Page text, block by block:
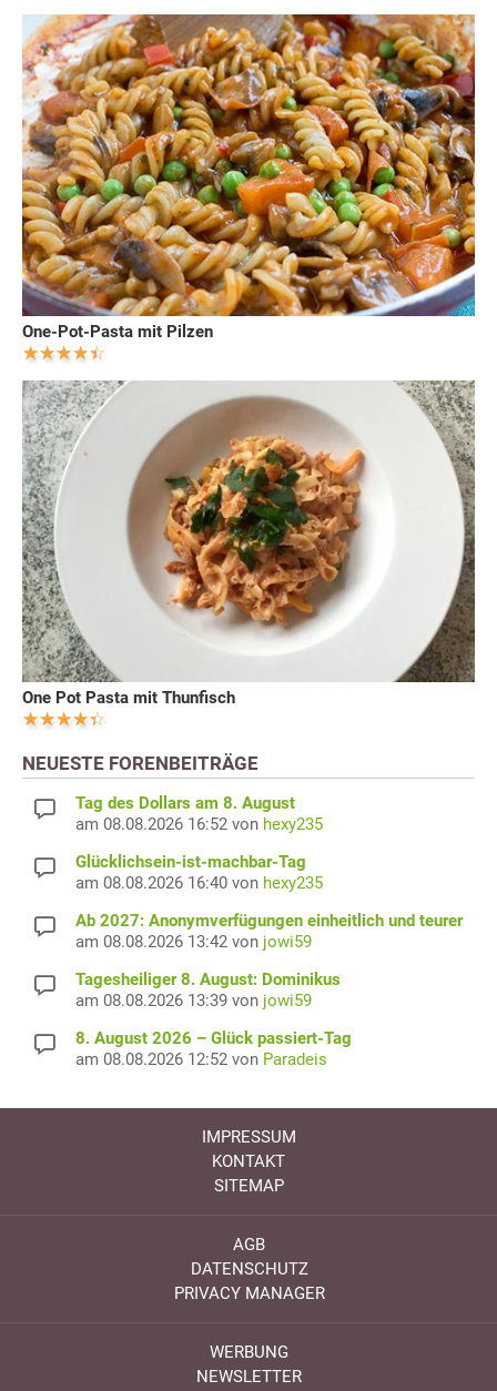
One-Pot-Pasta mit Pilzen
One Pot Pasta mit Thunfisch
NEUESTE FORENBEITRÄGE
Tag des Dollars am 8. August
am 08.08.2026 16:52 von hexy235
Glücklichsein-ist-machbar-Tag
am 08.08.2026 16:40 von hexy235
Ab 2027: Anonymverfügungen einheitlich und teurer
am 08.08.2026 13:42 von jowi59
Tagesheiliger 8. August: Dominikus
am 08.08.2026 13:39 von jowi59
8. August 2026 – Glück passiert-Tag
am 08.08.2026 12:52 von Paradeis
IMPRESSUM
KONTAKT
SITEMAP
AGB
DATENSCHUTZ
PRIVACY MANAGER
WERBUNG
NEWSLETTER